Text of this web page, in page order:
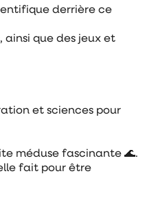
derrière ce
ainsi que des jeux et
et sciences pour
méduse fascinante 🌊.
fait pour être